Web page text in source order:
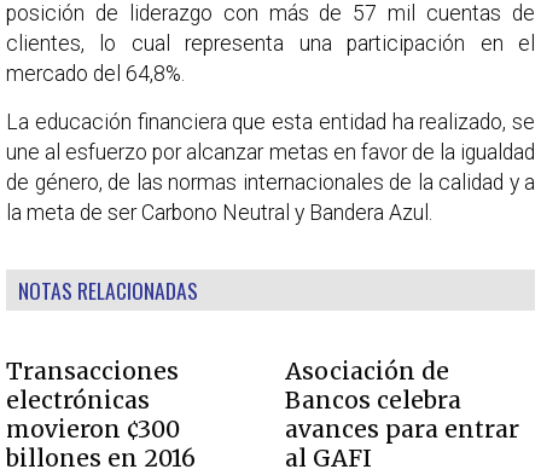
posición de liderazgo con más de 57 mil cuentas de
clientes, lo cual representa una participación en el
mercado del 64,8%.
La educación financiera que esta entidad ha realizado, se
une al esfuerzo por alcanzar metas en favor de la igualdad
de género, de las normas internacionales de la calidad y a
la meta de ser Carbono Neutral y Bandera Azul.
NOTAS RELACIONADAS
Transacciones
electrónicas
movieron ¢300
billones en 2016
Asociación de
Bancos celebra
avances para entrar
al GAFI